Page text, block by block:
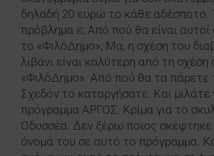
δηλαδή 20 ευρώ το κάθε αδέσποτο.
πρόβλημα ε; Από πού θα είναι αυτοί
το «ΦιλόΔημο»; Μα, η σχέση του
λιβάνι είναι καλύτερη από τη
«ΦιλόΔημο». Από πού θα τα πάρετε
Σχεδόν το καταργήσατε. Και μιλάτε
πρόγραμμα ΑΡΓΟΣ. Κρίμα για το
Οδυσσέα. Δεν ξέρω ποιος σκέφτηκε
όνομά του σε αυτό το πρόγραμμα.